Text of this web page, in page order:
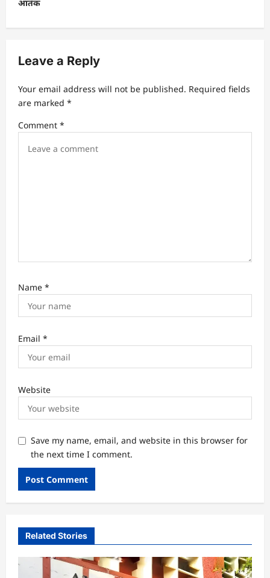
a
v
g
a
t
i
आतंक
Leave a Reply
Your email address will not be published. Required fields
are marked *
Comment *
Name *
Email *
Website
Save my name, email, and website in this browser for
the next time I comment.
Related Stories